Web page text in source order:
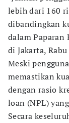
lebih dari 160
dibandingkan
dalam Paparan
di Jakarta,
Meski
memastikan
dengan rasio
loan (NPL)
Secara